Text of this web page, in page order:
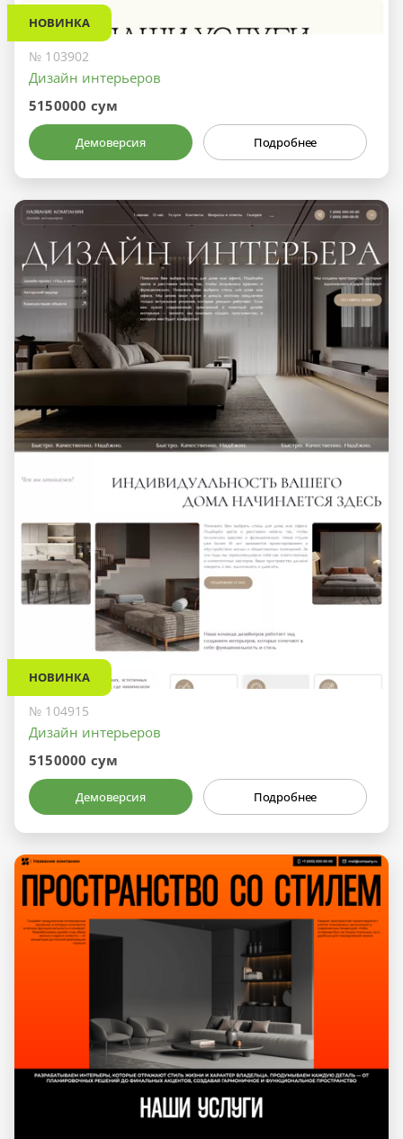
НОВИНКА
№ 103902
Дизайн интерьеров
5150000 сум
Демоверсия Подробнее
НОВИНКА
№ 104915
Дизайн интерьеров
5150000 сум
Демоверсия Подробнее